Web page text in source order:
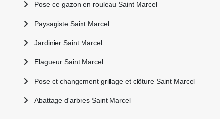
Pose de gazon en rouleau Saint Marcel
Paysagiste Saint Marcel
Jardinier Saint Marcel
Elagueur Saint Marcel
Pose et changement grillage et clôture Saint Marcel
Abattage d'arbres Saint Marcel